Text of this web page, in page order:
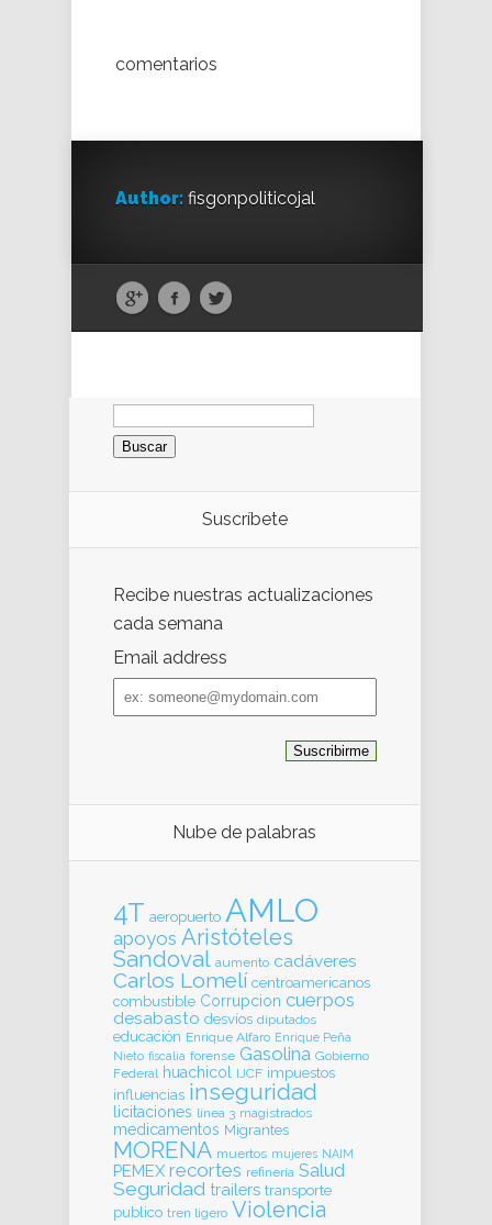
comentarios
Author: fisgonpoliticojal
Buscar:
Suscríbete
Recibe nuestras actualizaciones
cada semana
Email address
Email
address
Nube de palabras
4T aeropuerto AMLO
apoyos Aristóteles
Sandoval aumento cadáveres
Carlos Lomelí centroamericanos
combustible Corrupcion cuerpos
desabasto desvíos diputados
educación Enrique Alfaro Enrique Peña
Nieto fiscalia forense Gasolina Gobierno
Federal huachicol IJCF impuestos
influencias inseguridad
licitaciones línea 3 magistrados
medicamentos Migrantes
MORENA muertos mujeres NAIM
PEMEX recortes refinería Salud
Seguridad trailers transporte
publico tren ligero Violencia